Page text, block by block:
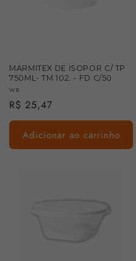
MARMITEX DE ISOPOR C/ TP
750ML- TM 102. - FD C/50
Fornecedor:
WR
Preço
normal
R$ 25,47
Adicionar ao carrinho